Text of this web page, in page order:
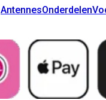
AntennesOnderdelen